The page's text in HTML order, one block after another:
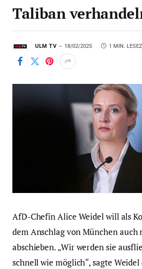
Taliban
ULM TV 18/02/2025 1 MIN.
AfD-Chefin Alice Weidel will als
dem Anschlag von München auch
abschieben. „Wir werden sie
schnell wie möglich“, sagte